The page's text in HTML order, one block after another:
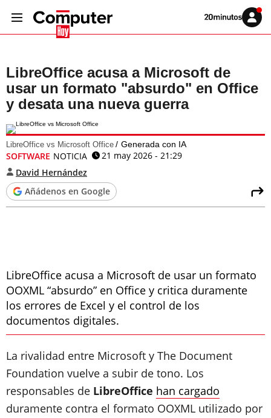
Volver
Iniciar
sesión
LibreOffice acusa a Microsoft de
usar un formato "absurdo" en Office
y desata una nueva guerra
LibreOffice vs Microsoft Office Generada con IA
SOFTWARE NOTICIA
21 may 2026 - 21:29
David Hernández
Añádenos en Google
LibreOffice acusa a Microsoft de usar un formato
OOXML “absurdo” en Office y critica duramente
los errores de Excel y el control de los
documentos digitales.
La rivalidad entre Microsoft y The Document
Foundation vuelve a subir de tono. Los
responsables de LibreOffice han cargado
duramente contra el formato OOXML utilizado por